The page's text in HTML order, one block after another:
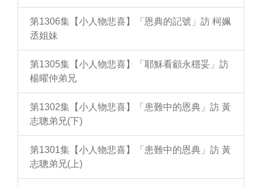
第1306集【小人物悲喜】「恩典的記號」訪 柯姵
丞姐妹
第1305集【小人物悲喜】「耶穌看顧永穩妥」訪
楊曜仲弟兄
第1302集【小人物悲喜】「患難中的恩典」訪 黃
志聰弟兄(下)
第1301集【小人物悲喜】「患難中的恩典」訪 黃
志聰弟兄(上)